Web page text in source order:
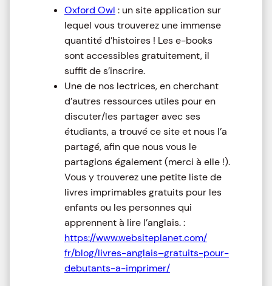
Oxford Owl : un site application sur
lequel vous trouverez une immense
quantité d’histoires ! Les e-books
sont accessibles gratuitement, il
suffit de s’inscrire.
Une de nos lectrices, en cherchant
d’autres ressources utiles pour en
discuter/les partager avec ses
étudiants, a trouvé ce site et nous l’a
partagé, afin que nous vous le
partagions également (merci à elle !).
Vous y trouverez une petite liste de
livres imprimables gratuits pour les
enfants ou les personnes qui
apprennent à lire l’anglais. :
https://www.websiteplanet.com/
fr/blog/livres-anglais–gratuits-pour-
debutants-a-imprimer/